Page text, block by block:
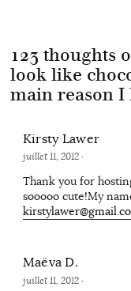
123 thoughts
look like
main reason I
Kirsty Lawer
juillet 11, 2012·
Thank you for
sooooo cute!My
Maëva D.
juillet 11, 2012·